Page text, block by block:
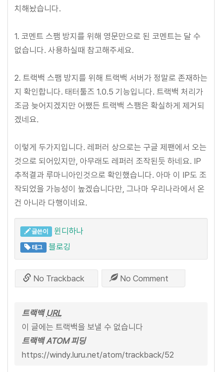
치해놨습니다.
1. 코멘트 스팸 방지를 위해 영문만으로 된 코멘트는 달 수
없습니다. 사용하실때 참고해주세요.
2. 트랙백 스팸 방지를 위해 트랙백 서버가 정말로 존재하는
지 확인합니다. 태터툴즈 1.0.5 기능입니다. 트랙백 처리가
조금 늦어지겠지만 어쨌든 트랙백 스팸은 확실하게 제거되
겠네요.
이렇게 두가지입니다. 레퍼러 상으로는 구글 제팬에서 오는
것으로 되어있지만, 아무래도 레퍼러 조작된듯 하네요. IP
추적결과 루마니아인것으로 확인했습니다. 아마 이 IP도 조
작되었을 가능성이 높겠습니다만, 그나마 우리나라에서 온
건 아니라 다행이네요.
글쓴이 윈디하나
태그 블로깅
No Trackback No Comment
트랙백 URL
이 글에는 트랙백을 보낼 수 없습니다
트랙백 ATOM 피딩
https://windy.luru.net/atom/trackback/52